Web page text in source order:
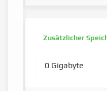
Zusätzlicher